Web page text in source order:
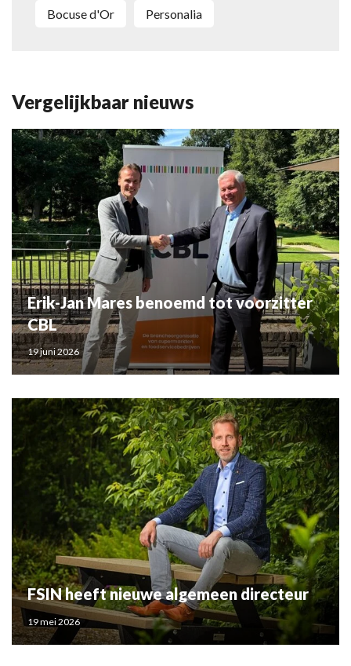
Bocuse d'Or personalia
Vergelijkbaar nieuws
Erik-Jan Mares benoemd tot voorzitter
CBL
19 juni 2026
FSIN heeft nieuwe algemeen directeur
19 mei 2026